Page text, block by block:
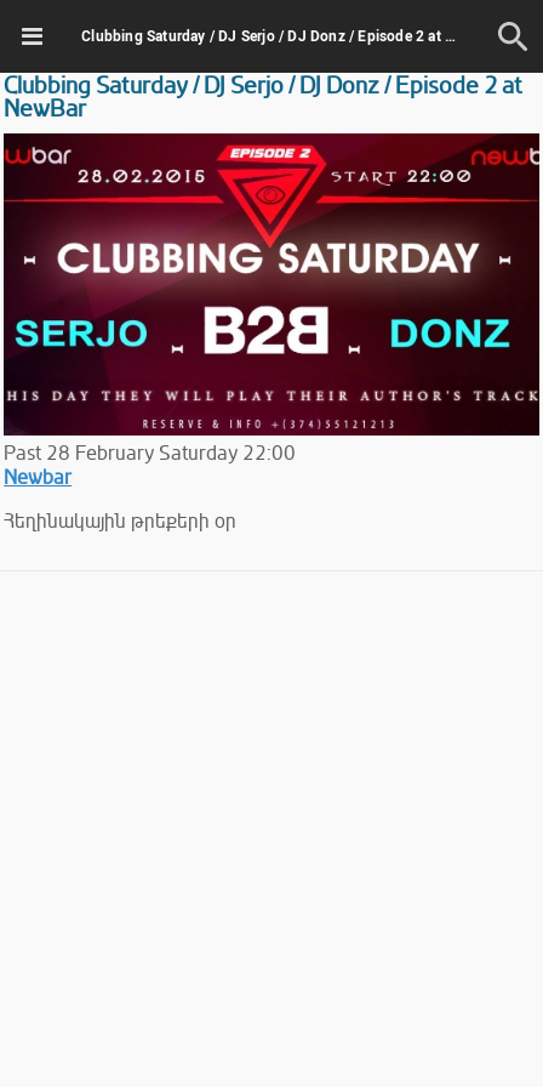
Clubbing Saturday / DJ Serjo / DJ Donz / Episode 2 at NewBar
Clubbing Saturday / DJ Serjo / DJ Donz / Episode 2 at
NewBar
Past 28 February Saturday 22:00
Newbar
Հեղինակային թրեքերի օր